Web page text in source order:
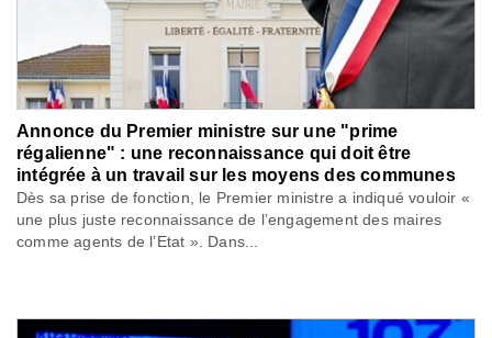
Annonce du Premier ministre sur une "prime
régalienne" : une reconnaissance qui doit être
intégrée à un travail sur les moyens des communes
Dès sa prise de fonction, le Premier ministre a indiqué vouloir «
une plus juste reconnaissance de l’engagement des maires
comme agents de l’Etat ». Dans...